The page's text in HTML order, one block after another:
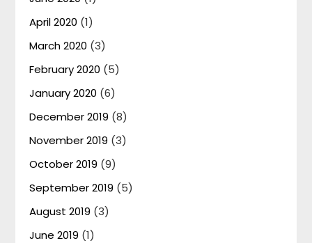
April 2020 (1)
March 2020 (3)
February 2020 (5)
January 2020 (6)
December 2019 (8)
November 2019 (3)
October 2019 (9)
September 2019 (5)
August 2019 (3)
June 2019 (1)